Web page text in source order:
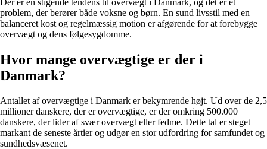
problem, der berører både voksne og børn. En sund livsstil med en
balanceret kost og regelmæssig motion er afgørende for at forebygge
overvægt og dens følgesygdomme.
Hvor mange overvægtige er der i
Danmark?
Antallet af overvægtige i Danmark er bekymrende højt. Ud over de 2,5
millioner danskere, der er overvægtige, er der omkring 500.000
danskere, der lider af svær overvægt eller fedme. Dette tal er steget
markant de seneste årtier og udgør en stor udfordring for samfundet og
sundhedsvæsenet.